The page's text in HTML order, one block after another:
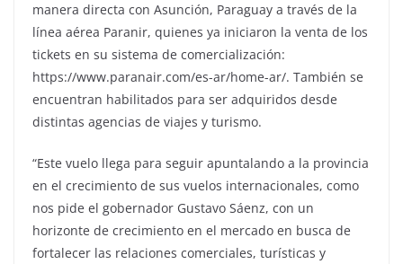
manera directa con Asunción, Paraguay a través de la
línea aérea Paranir, quienes ya iniciaron la venta de los
tickets en su sistema de comercialización:
https://www.paranair.com/es-ar/home-ar/. También se
encuentran habilitados para ser adquiridos desde
distintas agencias de viajes y turismo.
“Este vuelo llega para seguir apuntalando a la provincia
en el crecimiento de sus vuelos internacionales, como
nos pide el gobernador Gustavo Sáenz, con un
horizonte de crecimiento en el mercado en busca de
fortalecer las relaciones comerciales, turísticas y